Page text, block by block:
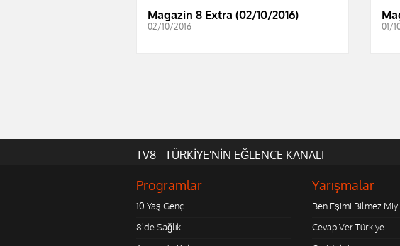
Magazin 8 Extra (02/10/2016)
02/10/2016 01/
TV8 - TÜRKİYE'NİN EĞLENCE KANALI
Programlar
10 Yaş Genç
8'de Sağlık
Yarışmalar
Ben Eşimi Bilmez
Cevap Ver Türkiye